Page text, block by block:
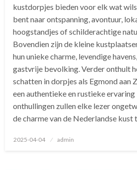
kustdorpjes bieden voor elk wat
bent naar ontspanning, avontuur,
hoogstandjes of schilderachtige
Bovendien zijn de kleine
hun unieke charme, levendige
gastvrije bevolking. Verder onthult
schatten in dorpjes als Egmond aan
een authentieke en rustieke ervaring
onthullingen zullen elke lezer
de charme van de Nederlandse kust
Geplaatst
2025-04-04 admin